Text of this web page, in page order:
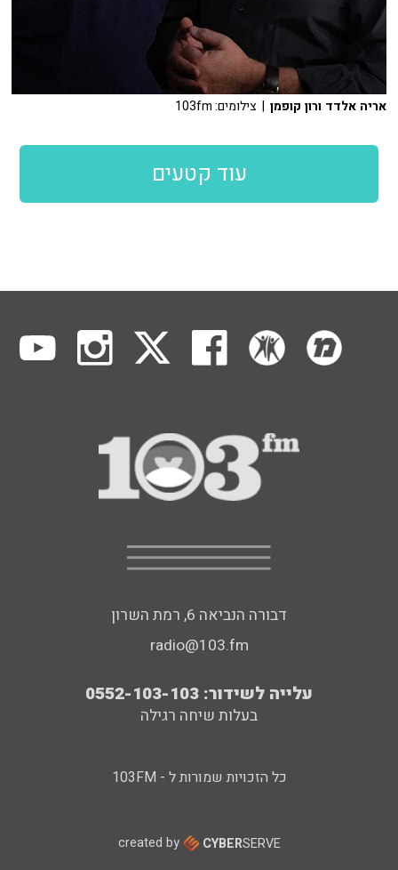
אריה אלדד ורון קופמן | צילומים: 103fm
עוד קטעים
דבורה הנביאה 6, רמת השרון
radio@103.fm
עלייה לשידור: 0552-103-103
בעלות שיחה רגילה
כל הזכויות שמורות ל - 103FM
created by CYBERSERVE